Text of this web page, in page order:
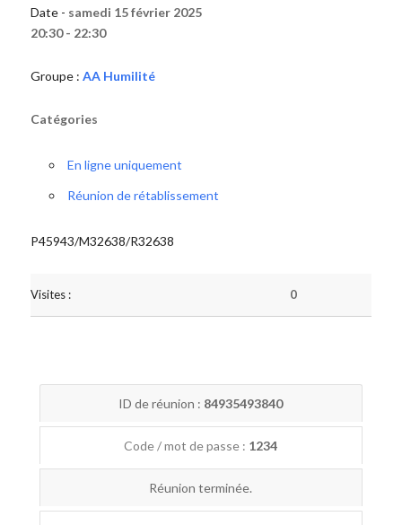
Date - samedi 15 février 2025
20:30 - 22:30
Groupe : AA Humilité
Catégories
En ligne uniquement
Réunion de rétablissement
P45943/M32638/R32638
Visites : 0
ID de réunion : 84935493840
Code / mot de passe : 1234
Réunion terminée.